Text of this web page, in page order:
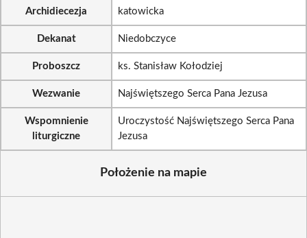
Archidiecezja katowicka
Dekanat Niedobczyce
Proboszcz ks. Stanisław Kołodziej
Wezwanie Najświętszego Serca Pana Jezusa
Wspomnienie
liturgiczne
Uroczystość Najświętszego Serca Pana
Jezusa
Położenie na mapie